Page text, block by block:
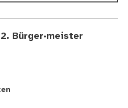
Bürger·meister